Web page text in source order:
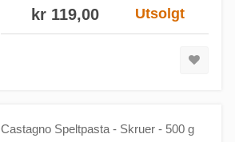
Utsolgt
kr 119,00
Castagno Speltpasta - Skruer - 500 g